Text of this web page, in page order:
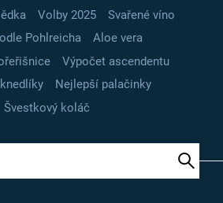
Volby 2025
Svařené víno
Pohlreicha
Aloe vera
Výpočet ascendentu
Nejlepší palačinky
Švestkový koláč